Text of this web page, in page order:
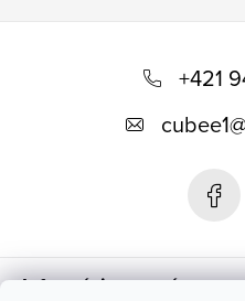
e
+421
cubee1@
Informácie pre vás